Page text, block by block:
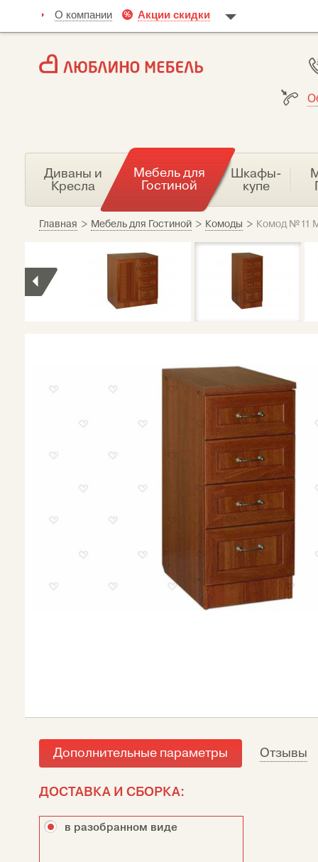
О компании Акции скидки
Диваны и
Кресла
Мебель для
Гостиной
Шкафы-
купе
Главная > Мебель для Гостиной > Комоды > Комод №11
Дополнительные параметры Отзывы
ДОСТАВКА И СБОРКА:
в разобранном виде